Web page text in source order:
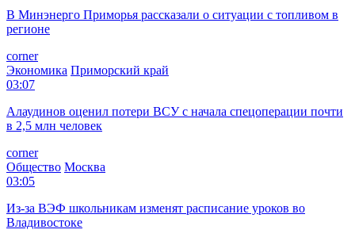
В Минэнерго Приморья рассказали о ситуации с топливом в
регионе
corner
Экономика Приморский край
03:07
Алаудинов оценил потери ВСУ с начала спецоперации почти
в 2,5 млн человек
corner
Общество Москва
03:05
Из-за ВЭФ школьникам изменят расписание уроков во
Владивостоке